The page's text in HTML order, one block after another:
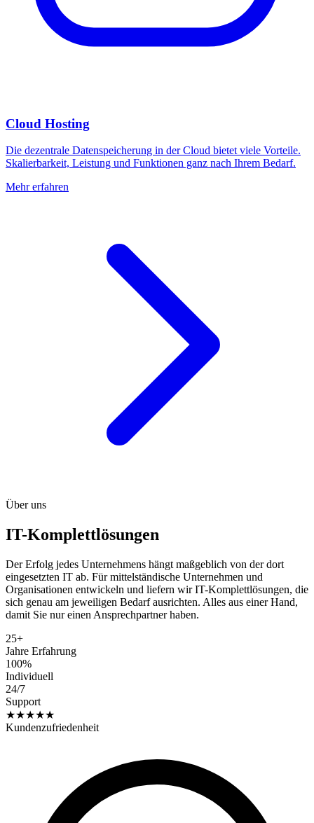
Cloud Hosting
Die dezentrale Datenspeicherung in der Cloud bietet viele Vorteile.
Skalierbarkeit, Leistung und Funktionen ganz nach Ihrem Bedarf.
Mehr erfahren
Über uns
IT-Komplettlösungen
Der Erfolg jedes Unternehmens hängt maßgeblich von der dort
eingesetzten IT ab. Für mittelständische Unternehmen und
Organisationen entwickeln und liefern wir IT-Komplettlösungen, die
sich genau am jeweiligen Bedarf ausrichten. Alles aus einer Hand,
damit Sie nur einen Ansprechpartner haben.
25+
Jahre Erfahrung
100%
Individuell
24/7
Support
★★★★★
Kundenzufriedenheit